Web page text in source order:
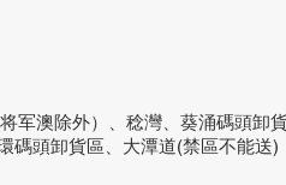
军澳除外）、稔灣、葵涌碼頭卸
頭卸貨區、大潭道(禁區不能送)